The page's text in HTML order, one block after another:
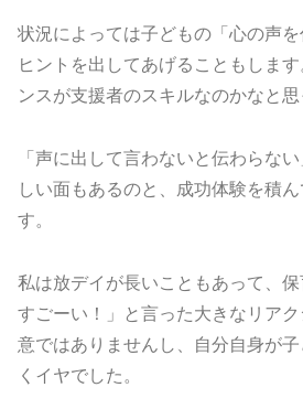
状況によっては子どもの「心の声を
ヒントを出してあげることもしま
ンスが支援者のスキルなのかなと思
「声に出して言わないと伝わらな
しい面もあるのと、成功体験を積
す。
私は放デイが長いこともあって、保
すごーい！」と言った大きなリア
意ではありませんし、自分自身が
くイヤでした。